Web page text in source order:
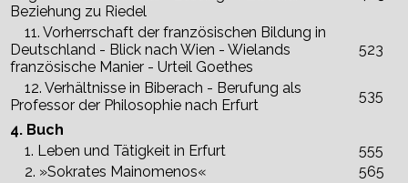
Beziehung zu Riedel
11. Vorherrschaft der französischen Bildung in
Deutschland - Blick nach Wien - Wielands
französische Manier - Urteil Goethes
523
12. Verhältnisse in Biberach - Berufung als
Professor der Philosophie nach Erfurt
535
4. Buch
1. Leben und Tätigkeit in Erfurt
555
2. »Sokrates Mainomenos«
565